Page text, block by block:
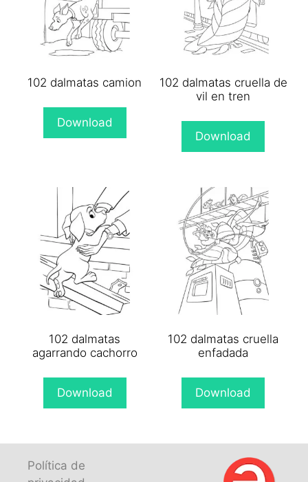
102 dalmatas camion
Download
102 dalmatas cruella de
vil en tren
Download
102 dalmatas
agarrando cachorro
Download
102 dalmatas cruella
enfadada
Download
Política de